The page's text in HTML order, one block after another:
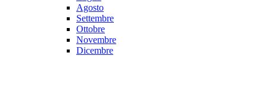
Agosto
Settembre
Ottobre
Novembre
Dicembre